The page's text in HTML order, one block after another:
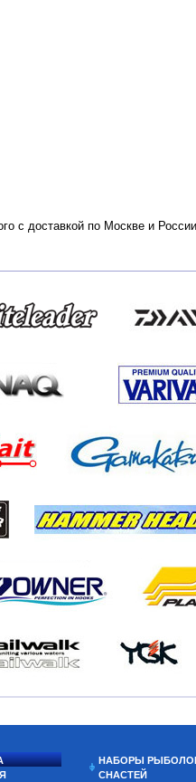
с доставкой по Москве и
НАБОРЫ
СНАСТЕЙ